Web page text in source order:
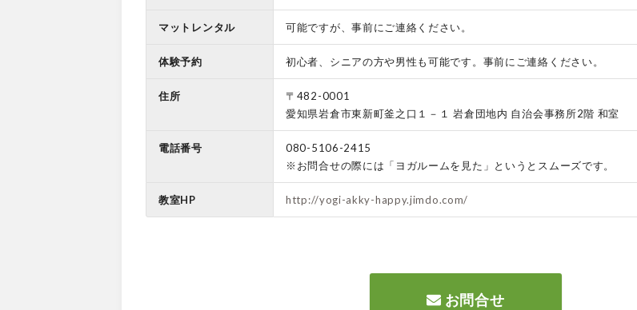
マットレンタル 可能ですが、事前にご連絡ください。
体験予約 初心者、シニアの方や男性も可能です。事前にご連絡ください。
住所
〒482-0001
愛知県岩倉市東新町釜之口１－１ 岩倉団地内 自治会事務所2階 和室
電話番号
080-5106-2415
※お問合せの際には「ヨガルームを見た」というとスムーズです。
教室HP http://yogi-akky-happy.jimdo.com/
お問合せ